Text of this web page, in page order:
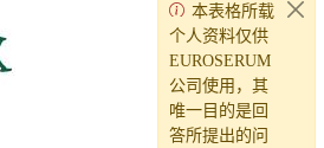
本表格所载
个人资料仅供
EUROSERUM
公司使用，其
唯一目的是回
答所提出的问